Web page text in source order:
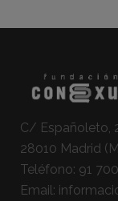
C/ Españoleto,
28010 Madrid
Teléfono: 91
Email: